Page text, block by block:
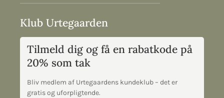
Klub Urtegaarden
Tilmeld dig og få en rabatkode på
20% som tak
Bliv medlem af Urtegaardens kundeklub – det er
gratis og uforpligtende.